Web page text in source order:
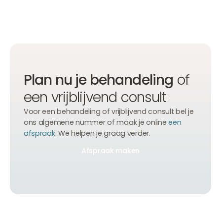
Plan nu je behandeling of
een vrijblijvend consult
Voor een behandeling of vrijblijvend consult bel je
ons algemene nummer of maak je onlineeen
afspraak. We helpen je graag verder.
Afspraak maken